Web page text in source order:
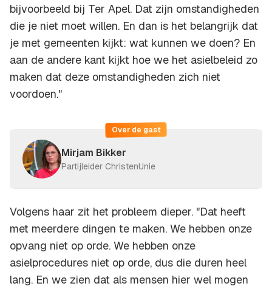
bijvoorbeeld bij Ter Apel. Dat zijn omstandigheden
die je niet moet willen. En dan is het belangrijk dat
je met gemeenten kijkt: wat kunnen we doen? En
aan de andere kant kijkt hoe we het asielbeleid zo
maken dat deze omstandigheden zich niet
voordoen."
Over de gast
Mirjam Bikker
Partijleider ChristenUnie
Volgens haar zit het probleem dieper. "Dat heeft
met meerdere dingen te maken. We hebben onze
opvang niet op orde. We hebben onze
asielprocedures niet op orde, dus die duren heel
lang. En we zien dat als mensen hier wel mogen